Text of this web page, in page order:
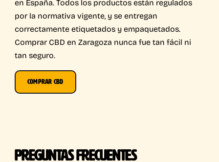
por la normativa vigente, y se entregan
correctamente etiquetados y empaquetados.
Comprar CBD en Zaragoza nunca fue tan fácil ni
tan seguro.
COMPRAR CBD
PREGUNTAS FRECUENTES